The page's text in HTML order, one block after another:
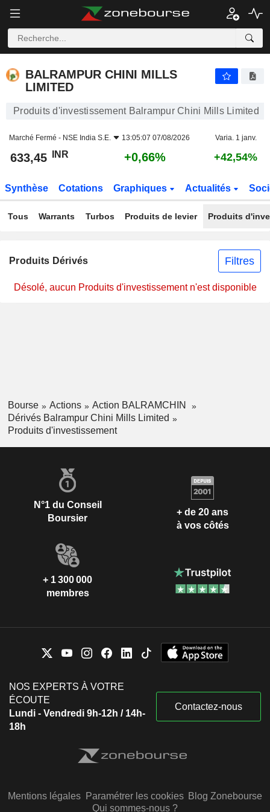
BALRAMPUR CHINI MILLS
LIMITED
Produits d'investissement Balrampur Chini Mills Limited
Marché Fermé - NSE India S.E. 13:05:07 07/08/2026 Varia. 1 janv.
633,45 INR +0,66% +42,54%
Synthèse Cotations Graphiques Actualités
Tous Warrants Turbos Produits de levier Produits
Produits Dérivés Filtres
Désolé, aucun Produits d'investissement n'est disponible
Bourse Actions
Action BALRAMCHIN
Dérivés Balrampur Chini Mills Limited
Produits d'investissement
N°1 du Conseil
Boursier
+ de 20 ans
à vos côtés
+ 1 300 000
membres
NOS EXPERTS À VOTRE
ÉCOUTE
Lundi - Vendredi 9h-12h / 14h-
18h
Contactez-nous
Mentions légales Paramétrer les cookies Blog Zonebourse
Qui sommes-nous ?